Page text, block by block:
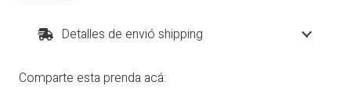
Milonga
cantidad
Detalles de envió shipping
Comparte esta prenda acá: